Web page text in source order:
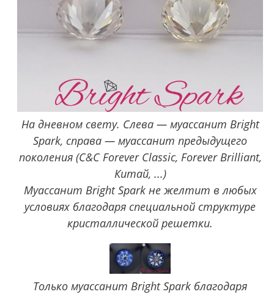
На дневном свету. Слева — муассанит Bright
Spark, справа — муассанит предыдущего
поколения (C&C Forever Classic, Forever Brilliant,
Китай, ...)
Муассанит Bright Spark не желтит в любых
условиях благодаря специальной структуре
кристаллической решетки.
Только муассанит Bright Spark благодаря